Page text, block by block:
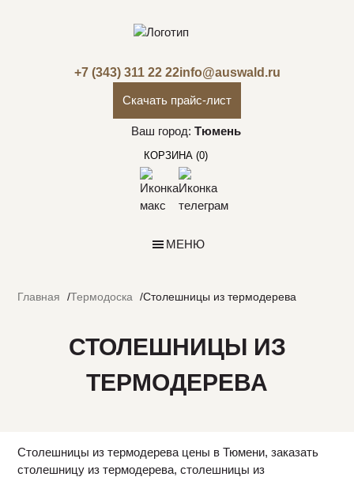
+7 (343) 311 22 22info@auswald.ru
Скачать прайс-лист
Ваш город: Тюмень
КОРЗИНА (0)
МЕНЮ
Главная Термодоска Столешницы из термодерева
СТОЛЕШНИЦЫ ИЗ
ТЕРМОДЕРЕВА
Столешницы из термодерева цены в Тюмени, заказать
столешницу из термодерева, столешницы из